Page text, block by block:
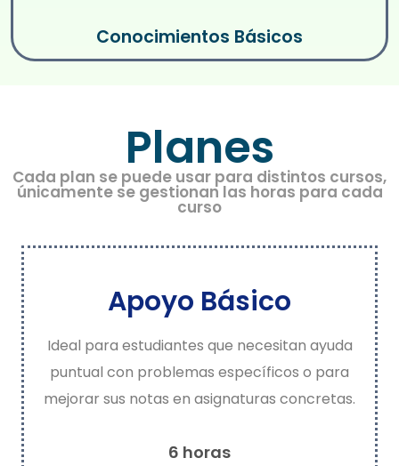
Conocimientos Básicos
Planes
Cada plan se puede usar para distintos cursos,
únicamente se gestionan las horas para cada
curso
Apoyo Básico
Ideal para estudiantes que necesitan ayuda
puntual con problemas específicos o para
mejorar sus notas en asignaturas concretas.
6 horas